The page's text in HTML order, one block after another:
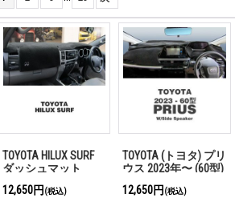
TOYOTA HILUX SURF
ダッシュマット
12,650円 (税込)
TOYOTA (トヨタ) プリ
ウス 2023年〜 (60型)
12,650円 (税込)